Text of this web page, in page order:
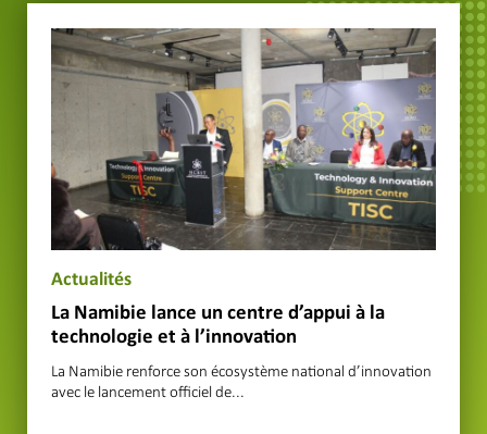
Actualités
La Namibie lance un centre d’appui à la
technologie et à l’innovation
La Namibie renforce son écosystème national d’innovation
avec le lancement officiel de...